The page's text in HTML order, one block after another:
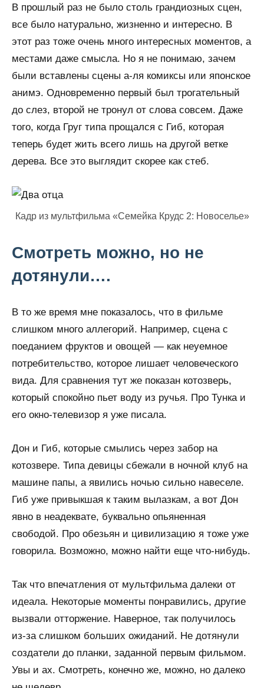
В прошлый раз не было столь грандиозных сцен,
все было натурально, жизненно и интересно. В
этот раз тоже очень много интересных моментов, а
местами даже смысла. Но я не понимаю, зачем
были вставлены сцены а-ля комиксы или японское
анимэ. Одновременно первый был трогательный
до слез, второй не тронул от слова совсем. Даже
того, когда Груг типа прощался с Гиб, которая
теперь будет жить всего лишь на другой ветке
дерева. Все это выглядит скорее как стеб.
Кадр из мультфильма «Семейка Крудс 2: Новоселье»
Смотреть можно, но не
дотянули….
В то же время мне показалось, что в фильме
слишком много аллегорий. Например, сцена с
поеданием фруктов и овощей — как неуемное
потребительство, которое лишает человеческого
вида. Для сравнения тут же показан котозверь,
который спокойно пьет воду из ручья. Про Тунка и
его окно-телевизор я уже писала.
Дон и Гиб, которые смылись через забор на
котозвере. Типа девицы сбежали в ночной клуб на
машине папы, а явились ночью сильно навеселе.
Гиб уже привыкшая к таким вылазкам, а вот Дон
явно в неадеквате, буквально опьяненная
свободой. Про обезьян и цивилизацию я тоже уже
говорила. Возможно, можно найти еще что-нибудь.
Так что впечатления от мультфильма далеки от
идеала. Некоторые моменты понравились, другие
вызвали отторжение. Наверное, так получилось
из-за слишком больших ожиданий. Не дотянули
создатели до планки, заданной первым фильмом.
Увы и ах. Смотреть, конечно же, можно, но далеко